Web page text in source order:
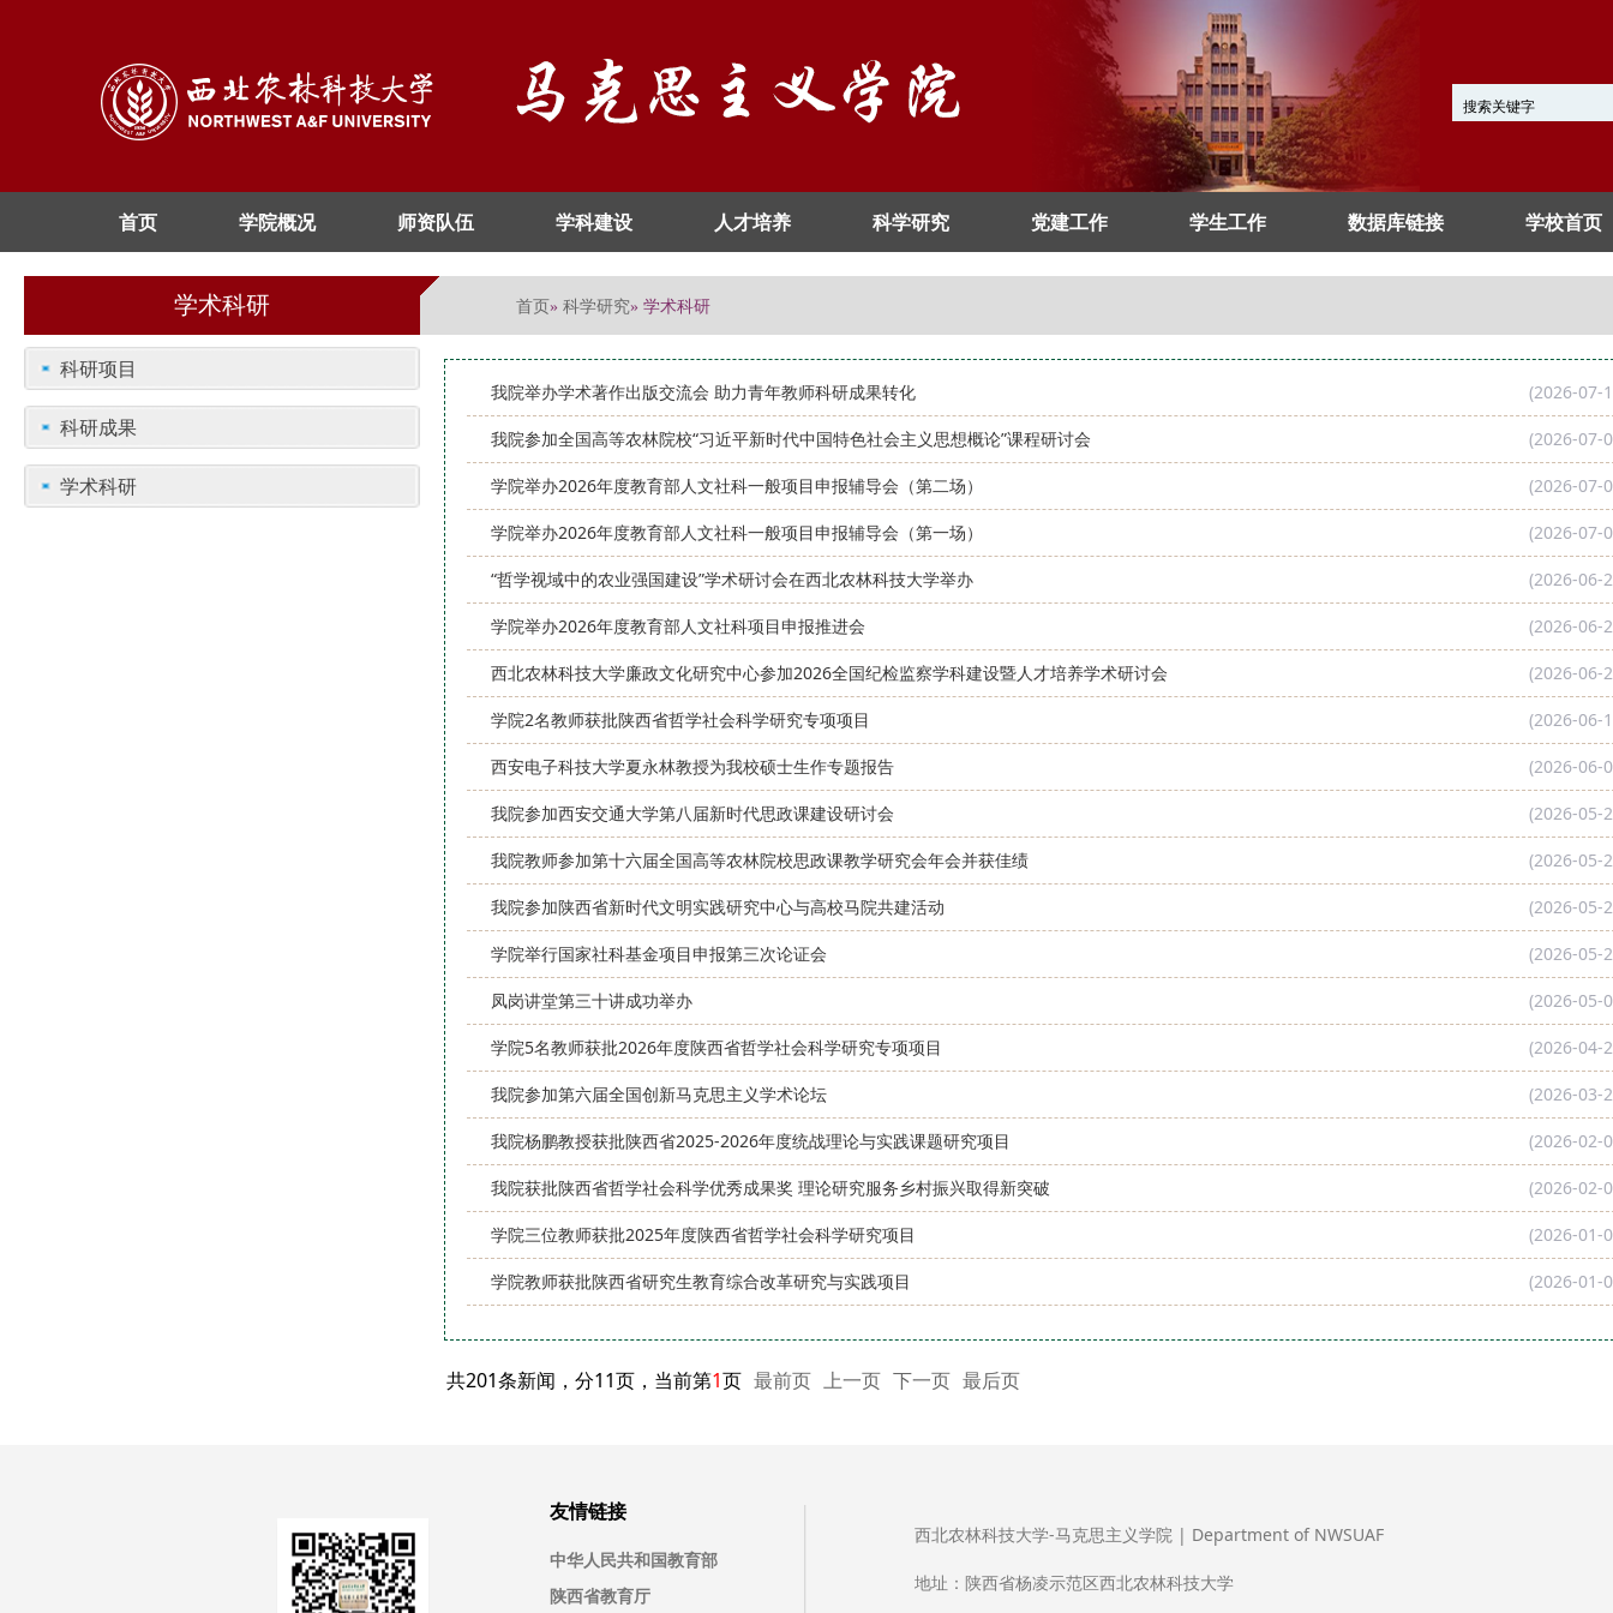
首页 学院概况 师资队伍 学科建设 人才培养 科学研究 党建工作 学生工作 数据库链接 学校首页
学术科研 首页» 科学研究» 学术科研
科研项目
科研成果
学术科研
(2026-07-
我院举办学术著作出版交流会 助力青年教师科研成果转化
(2026-07-
我院参加全国高等农林院校“习近平新时代中国特色社会主义思想概论”课程研讨会
(2026-07-
学院举办2026年度教育部人文社科一般项目申报辅导会（第二场）
(2026-07-
学院举办2026年度教育部人文社科一般项目申报辅导会（第一场）
(2026-06-
“哲学视域中的农业强国建设”学术研讨会在西北农林科技大学举办
(2026-06-
学院举办2026年度教育部人文社科项目申报推进会
(2026-06-
西北农林科技大学廉政文化研究中心参加2026全国纪检监察学科建设暨人才培养学术研讨会
(2026-06-
学院2名教师获批陕西省哲学社会科学研究专项项目
(2026-06-
西安电子科技大学夏永林教授为我校硕士生作专题报告
(2026-05-
我院参加西安交通大学第八届新时代思政课建设研讨会
(2026-05-
我院教师参加第十六届全国高等农林院校思政课教学研究会年会并获佳绩
(2026-05-
我院参加陕西省新时代文明实践研究中心与高校马院共建活动
(2026-05-
学院举行国家社科基金项目申报第三次论证会
(2026-05-
凤岗讲堂第三十讲成功举办
(2026-04-
学院5名教师获批2026年度陕西省哲学社会科学研究专项项目
(2026-03-
我院参加第六届全国创新马克思主义学术论坛
(2026-02-
我院杨鹏教授获批陕西省2025-2026年度统战理论与实践课题研究项目
(2026-02-
我院获批陕西省哲学社会科学优秀成果奖 理论研究服务乡村振兴取得新突破
(2026-01-
学院三位教师获批2025年度陕西省哲学社会科学研究项目
(2026-01-
学院教师获批陕西省研究生教育综合改革研究与实践项目
共201条新闻，分11页，当前第1页 最前页 上一页 下一页 最后页
友情链接
中华人民共和国教育部
陕西省教育厅
西北农林科技大学-马克思主义学院 | Department of NWSUAF
地址：陕西省杨凌示范区西北农林科技大学